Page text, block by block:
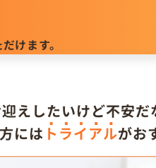
けます。
迎えしたいけど不安だ
には トライアルがお